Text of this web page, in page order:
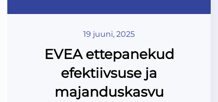
19 juuni, 2025
EVEA ettepanekud
efektiivsuse ja
majanduskasvu